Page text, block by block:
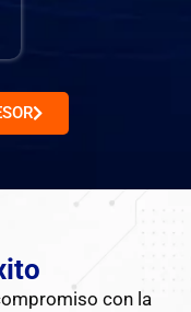
con la